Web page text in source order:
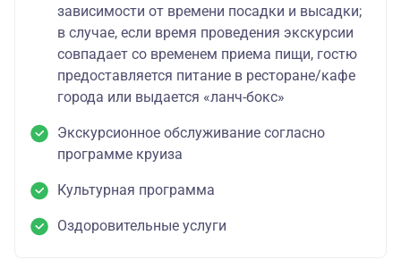
зависимости от времени посадки и высадки;
в случае, если время проведения экскурсии
совпадает со временем приема пищи, гостю
предоставляется питание в ресторане/кафе
города или выдается «ланч-бокс»
Экскурсионное обслуживание согласно
программе круиза
Культурная программа
Оздоровительные услуги